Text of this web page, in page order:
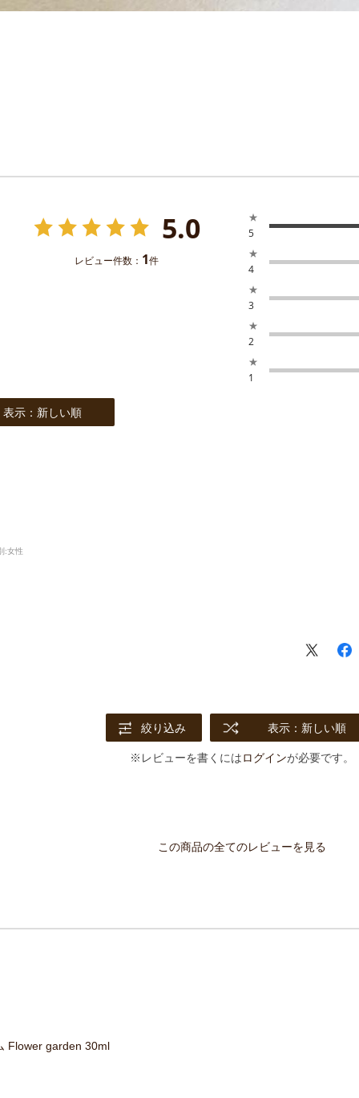
5.0
レビュー件数： 1件
★
5
★
4
★
3
★
2
★
1
表示：新しい順
:女性
絞り込み 表示：新しい順
※レビューを書くにはログインが必要です。
この商品の全てのレビューを見る
Flower garden 30ml